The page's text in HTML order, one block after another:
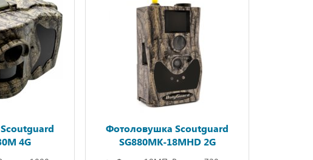
4G
Фотоловушка Scoutguard
SG880MK-18MHD 2G